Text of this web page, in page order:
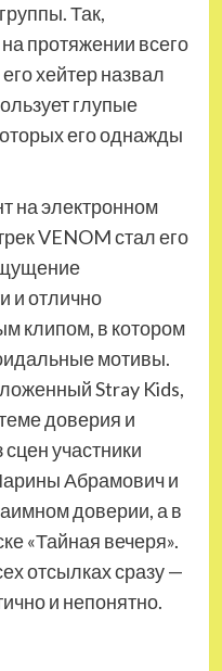
Так,
протяжении всего
хейтер назвал
глупые
его однажды
на электронном
VENOM стал его
и отлично
клипом, в котором
мотивы.
Stray Kids,
доверия и
участники
Абрамович и
доверии, а в
«Тайная вечеря».
отсылках сразу —
и непонятно.